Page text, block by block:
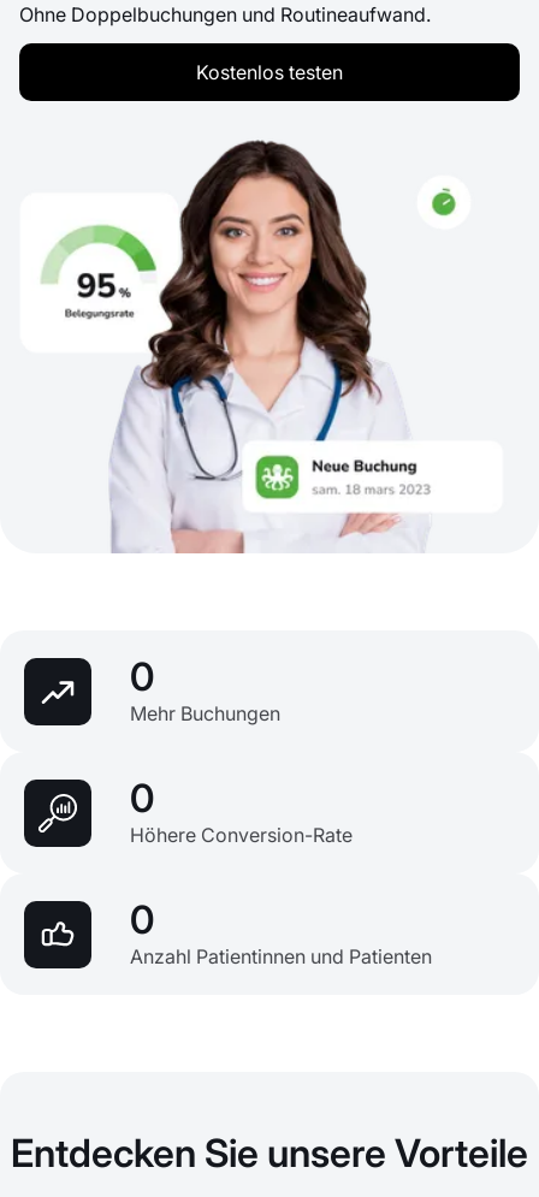
Ohne Doppelbuchungen und Routineaufwand.
Kostenlos testen
0
Mehr Buchungen
0
Höhere Conversion-Rate
0
Anzahl Patientinnen und Patienten
Entdecken Sie unsere Vorteile